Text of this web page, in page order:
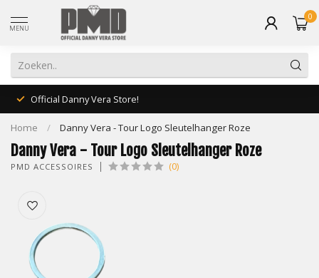
MENU
0
Official Danny Vera Store!
Home / Danny Vera - Tour Logo Sleutelhanger Roze
Danny Vera - Tour Logo Sleutelhanger Roze
PMD ACCESSOIRES (0)